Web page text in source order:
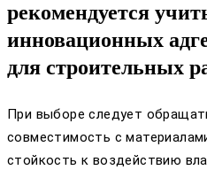
рекомендуется
инновационных
для строительных
При выборе следует
совместимость с
стойкость к воздействию